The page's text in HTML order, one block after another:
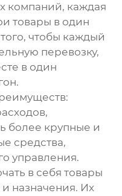
компаний, каждая
товары в один
чтобы каждый
перевозку,
в один
более крупные и
средства,
управления.
в себя товары
назначения. Их